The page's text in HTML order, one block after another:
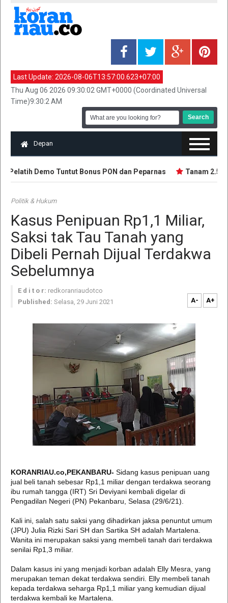
Last Update: 2026-08-06T13:57:00.623+07:00
Thu Aug 06 2026 09:30:02 GMT+0000 (Coordinated Universal
Time)9:30:2 AM
Depan
Demo Tuntut Bonus PON dan Peparnas Tanam 2.500
Politik & Hukum
Kasus Penipuan Rp1,1 Miliar,
Saksi tak Tau Tanah yang
Dibeli Pernah Dijual Terdakwa
Sebelumnya
E d i t o r: redkoranriaudotco
Published: Selasa, 29 Juni 2021 A- A+
KORANRIAU.co,PEKANBARU- Sidang kasus penipuan uang
jual beli tanah sebesar Rp1,1 miliar dengan terdakwa seorang
ibu rumah tangga (IRT) Sri Deviyani kembali digelar di
Pengadilan Negeri (PN) Pekanbaru, Selasa (29/6/21).
Kali ini, salah satu saksi yang dihadirkan jaksa penuntut umum
(JPU) Julia Rizki Sari SH dan Sartika SH adalah Martalena.
Wanita ini merupakan saksi yang membeli tanah dari terdakwa
senilai Rp1,3 miliar.
Dalam kasus ini yang menjadi korban adalah Elly Mesra, yang
merupakan teman dekat terdakwa sendiri. Elly membeli tanah
kepada terdakwa seharga Rp1,1 miliar yang kemudian dijual
terdakwa kembali ke Martalena.